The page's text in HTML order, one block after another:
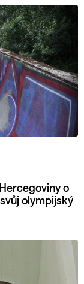
o
olympijský